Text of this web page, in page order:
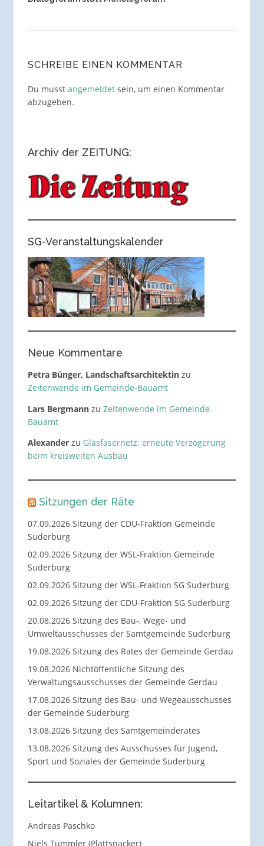
SCHREIBE EINEN KOMMENTAR
Du musst angemeldetsein, um einen Kommentar
abzugeben.
Archiv der ZEITUNG:
SG-Veranstaltungskalender
Neue Kommentare
Petra Bünger, Landschaftsarchitektinzu
Zeitenwende im Gemeinde-Bauamt
Lars Bergmannzu Zeitenwende im Gemeinde-
Bauamt
Alexanderzu Glasfasernetz: erneute Verzögerung
beim kreisweiten Ausbau
Sitzungen der Räte
07.09.2026 Sitzung der CDU-Fraktion Gemeinde
Suderburg
02.09.2026 Sitzung der WSL-Fraktion Gemeinde
Suderburg
02.09.2026 Sitzung der WSL-Fraktion SG Suderburg
02.09.2026 Sitzung der CDU-Fraktion SG Suderburg
20.08.2026 Sitzung des Bau-, Wege- und
Umweltausschusses der Samtgemeinde Suderburg
19.08.2026 Sitzung des Rates der Gemeinde Gerdau
19.08.2026 Nichtöffentliche Sitzung des
Verwaltungsausschusses der Gemeinde Gerdau
17.08.2026 Sitzung des Bau- und Wegeausschusses
der Gemeinde Suderburg
13.08.2026 Sitzung des Samtgemeinderates
13.08.2026 Sitzung des Ausschusses für Jugend,
Sport und Soziales der Gemeinde Suderburg
Leitartikel & Kolumnen:
Andreas Paschko
Niels Tümmler (Plattsnacker)